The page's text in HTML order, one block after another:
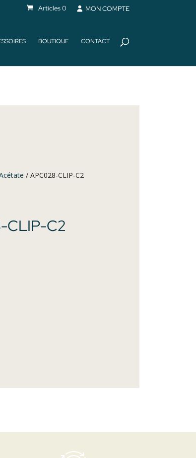
Articles 0 MON COMPTE
BOUTIQUE CONTACT
/ APC028-CLIP-C2
CLIP-C2